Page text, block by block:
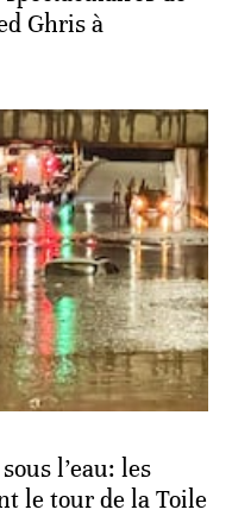
Ghris à
l’eau: les
le tour de la Toile